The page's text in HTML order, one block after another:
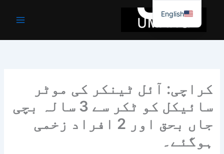
جائیں۔
کراچی: آئل ٹینکر کی موٹر
سائیکل کو ٹکر سے 3 سالہ بچی
جاں بحق اور 2 افراد زخمی
ہوگئے۔
English